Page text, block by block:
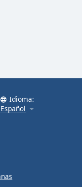
Idioma:
Español